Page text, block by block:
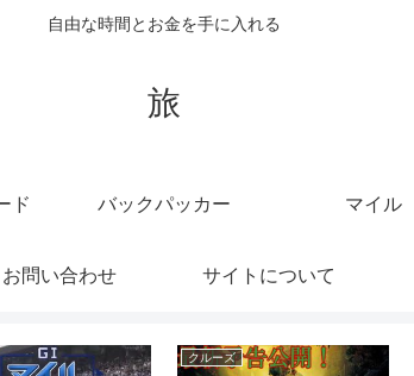
自由な時間とお金を手に入れる
旅
ド バックパッカー マイル
お問い合わせ サイトについて
マイル